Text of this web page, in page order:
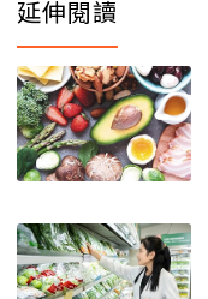
延伸閱讀